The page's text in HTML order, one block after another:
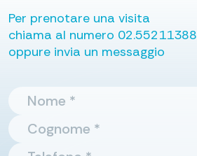
Per prenotare una visita
chiama al numero 02.55211388
oppure invia un messaggio